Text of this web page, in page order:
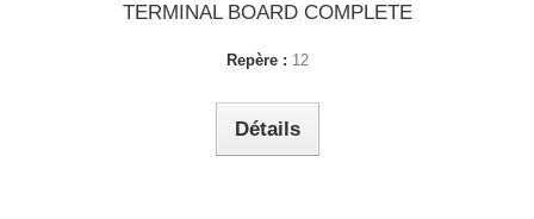
TERMINAL BOARD COMPLETE
Repère : 12
Détails